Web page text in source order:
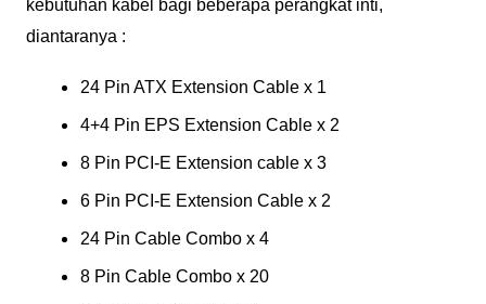
kebutuhan kabel bagi beberapa perangkat inti,
diantaranya :
24 Pin ATX Extension Cable x 1
4+4 Pin EPS Extension Cable x 2
8 Pin PCI-E Extension cable x 3
6 Pin PCI-E Extension Cable x 2
24 Pin Cable Combo x 4
8 Pin Cable Combo x 20